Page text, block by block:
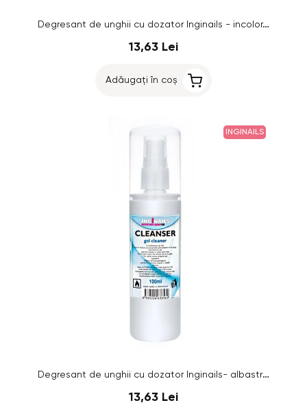
Degresant de unghii cu dozator Inginails - incolor, 100 ml
13,63 Lei
Adăugați în coș
INGINAILS
Degresant de unghii cu dozator Inginails- albastru, 100 ml
13,63 Lei